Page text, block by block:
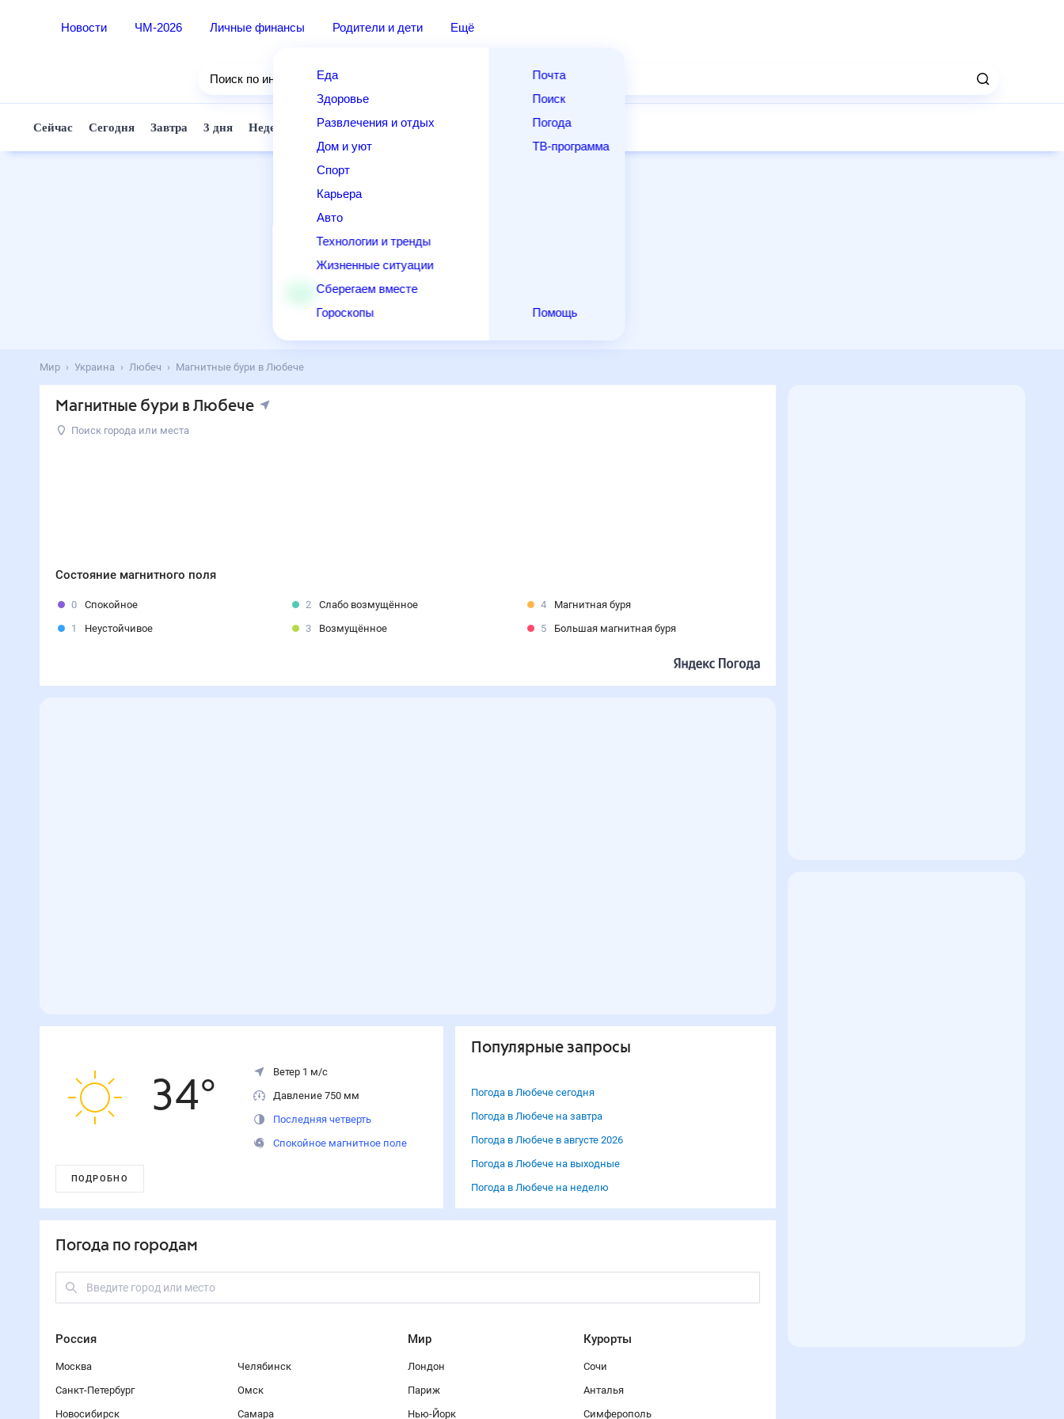
Новости ЧМ-2026 Личные финансы Родители и дети Ещё
Еда
Здоровье
Развлечения и отдых
Дом и уют
Спорт
Карьера
Авто
Технологии и тренды
Жизненные ситуации
Сберегаем вместе
Гороскопы
Почта
Поиск
Погода
ТВ-программа
Помощь
Поиск по интернету
Сейчас Сегодня Завтра 3 дня Неделя 10 дней 14 дней Выходные
Мир Украина Любеч Магнитные бури в Любече
Магнитные бури в Любече
Поиск города или места
Состояние магнитного поля
0
Спокойное
1
Неустойчивое
2
Слабо возмущённое
3
Возмущённое
4
Магнитная буря
5
Большая магнитная буря
34°
Ветер 1 м/с
Давление 750 мм
Последняя четверть
Спокойное магнитное поле
ПОДРОБНО
Популярные запросы
Погода в Любече сегодня
Погода в Любече на завтра
Погода в Любече в августе 2026
Погода в Любече на выходные
Погода в Любече на неделю
Погода по городам
Россия
Москва
Санкт-Петербург
Новосибирск
Челябинск
Омск
Самара
Мир
Лондон
Париж
Нью-Йорк
Курорты
Сочи
Анталья
Симферополь